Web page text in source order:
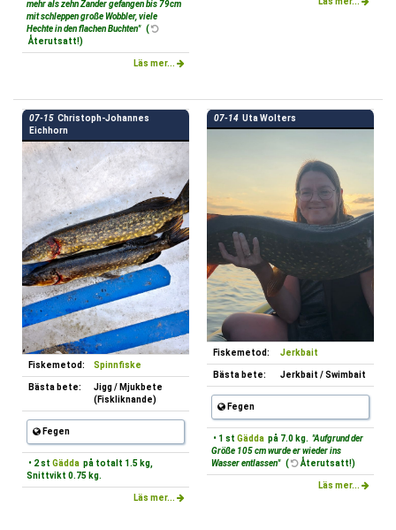
mehr als zehn Zander gefangen bis 79cm
mit schleppen große Wobbler, viele
Hechte in den flachen Buchten" (
Återutsatt!)
Läs mer...
07-15 Christoph-Johannes
Eichhorn
Fiskemetod: Spinnfiske
Bästa bete:
Jigg / Mjukbete
(Fiskliknande)
Fegen
• 2 st Gädda på totalt 1.5 kg,
Snittvikt 0.75 kg.
Läs mer...
07-14 Uta Wolters
Fiskemetod: Jerkbait
Bästa bete: Jerkbait / Swimbait
Fegen
• 1 st Gädda på 7.0 kg. "Aufgrund der
Größe 105 cm wurde er wieder ins
Wasser entlassen" ( Återutsatt!)
Läs mer...